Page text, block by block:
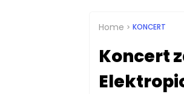
Home KONCERT
Koncert